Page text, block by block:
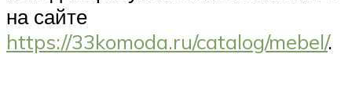
на сайте
https://33komoda.ru/catalog/mebel/.